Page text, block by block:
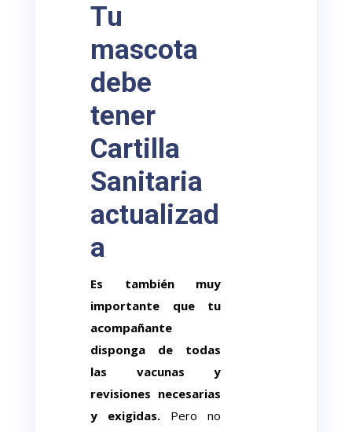
Tu
mascota
debe
tener
Cartilla
Sanitaria
actualizad
a
Es también muy
importante que tu
acompañante
disponga de todas
las vacunas y
revisiones necesarias
y exigidas. Pero no